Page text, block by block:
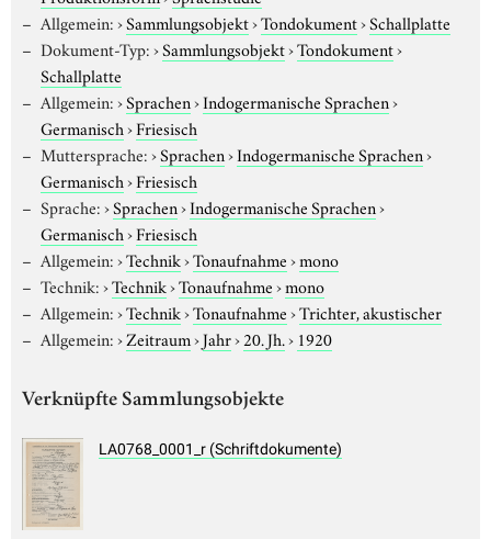
Allgemein:›Sammlungsobjekt›Tondokument›Schallplatte
Dokument-Typ:›Sammlungsobjekt›Tondokument›
Schallplatte
Allgemein:›Sprachen›Indogermanische Sprachen›
Germanisch›Friesisch
Muttersprache:›Sprachen›Indogermanische Sprachen›
Germanisch›Friesisch
Sprache:›Sprachen›Indogermanische Sprachen›
Germanisch›Friesisch
Allgemein:›Technik›Tonaufnahme›mono
Technik:›Technik›Tonaufnahme›mono
Allgemein:›Technik›Tonaufnahme›Trichter, akustischer
Allgemein:›Zeitraum›Jahr›20. Jh.› 1920
Verknüpfte Sammlungsobjekte
LA0768_0001_r (Schriftdokumente)